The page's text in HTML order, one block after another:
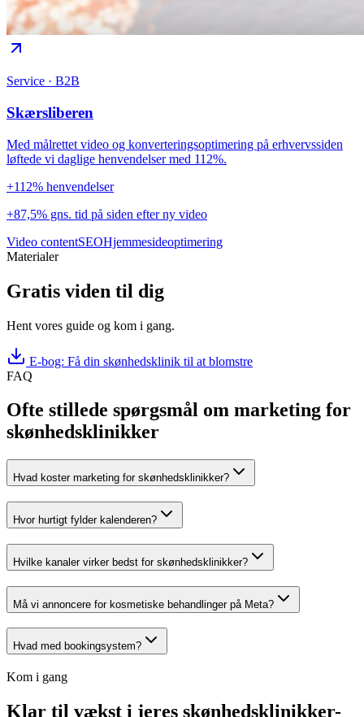
Service · B2B
Skærsliberen
Med målrettet video og konverteringsoptimering på erhvervssiden
løftede vi daglige henvendelser med 112%.
+112% henvendelser
+87,5% gns. tid på siden efter ny video
Video contentSEOHjemmesideoptimering
Materialer
Gratis viden til dig
Hent vores guide og kom i gang.
E-bog: Få din skønhedsklinik til at blomstre
FAQ
Ofte stillede spørgsmål om marketing for
skønhedsklinikker
Hvad koster marketing for skønhedsklinikker?
Hvor hurtigt fylder kalenderen?
Hvilke kanaler virker bedst for skønhedsklinikker?
Må vi annoncere for kosmetiske behandlinger på Meta?
Hvad med bookingsystem?
Kom i gang
Klar til vækst i jeres skønhedsklinikker-